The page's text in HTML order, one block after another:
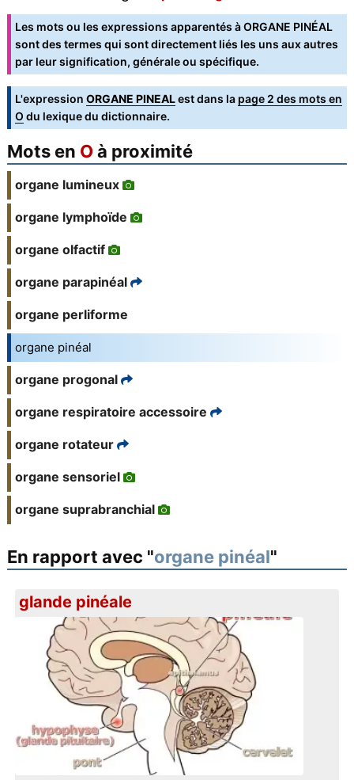
Les mots ou les expressions apparentés à ORGANE PINÉAL
sont des termes qui sont directement liés les uns aux autres
par leur signification, générale ou spécifique.
L'expression ORGANE PINEALest dans la page 2 des mots en
O du lexique du dictionnaire.
Mots en O à proximité
organe lumineux
organe lymphoïde
organe olfactif
organe parapinéal
organe perliforme
organe pinéal
organe progonal
organe respiratoire accessoire
organe rotateur
organe sensoriel
organe suprabranchial
En rapport avec "organe pinéal"
glande pinéale